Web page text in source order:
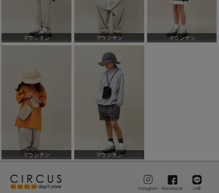
マウンテン マウンテン マウンテン
マウンテン マウンテン